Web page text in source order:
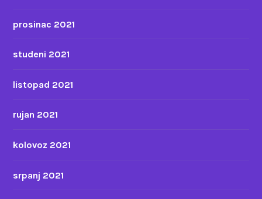
prosinac 2021
studeni 2021
listopad 2021
rujan 2021
kolovoz 2021
srpanj 2021